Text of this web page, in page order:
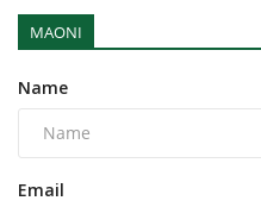
MAONI
Name
Email